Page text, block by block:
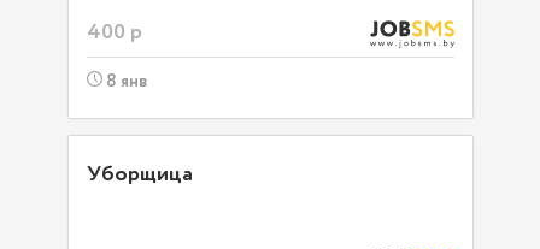
400 р
8 янв
Уборщица